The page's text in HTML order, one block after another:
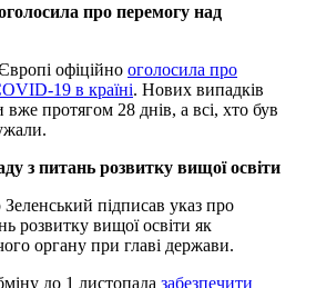
про перемогу над
офіційно оголосила про
19 в країні. Нових випадків
протягом 28 днів, а всі, хто був
з питань розвитку вищої освіти
підписав указ про
розвитку вищої освіти як
органу при главі держави.
до 1 листопада забезпечити